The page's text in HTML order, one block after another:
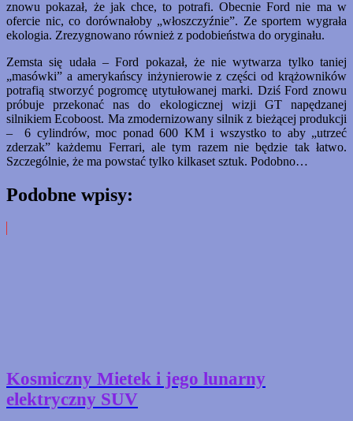
znowu pokazał, że jak chce, to potrafi. Obecnie Ford nie ma w
ofercie nic, co dorównałoby „włoszczyźnie”. Ze sportem wygrała
ekologia. Zrezygnowano również z podobieństwa do oryginału.
Zemsta się udała – Ford pokazał, że nie wytwarza tylko taniej
„masówki” a amerykańscy inżynierowie z części od krążowników
potrafią stworzyć pogromcę utytułowanej marki. Dziś Ford znowu
próbuje przekonać nas do ekologicznej wizji GT napędzanej
silnikiem Ecoboost. Ma zmodernizowany silnik z bieżącej produkcji
– 6 cylindrów, moc ponad 600 KM i wszystko to aby „utrzeć
zderzak” każdemu Ferrari, ale tym razem nie będzie tak łatwo.
Szczególnie, że ma powstać tylko kilkaset sztuk. Podobno…
Podobne wpisy:
Kosmiczny Mietek i jego lunarny
elektryczny SUV